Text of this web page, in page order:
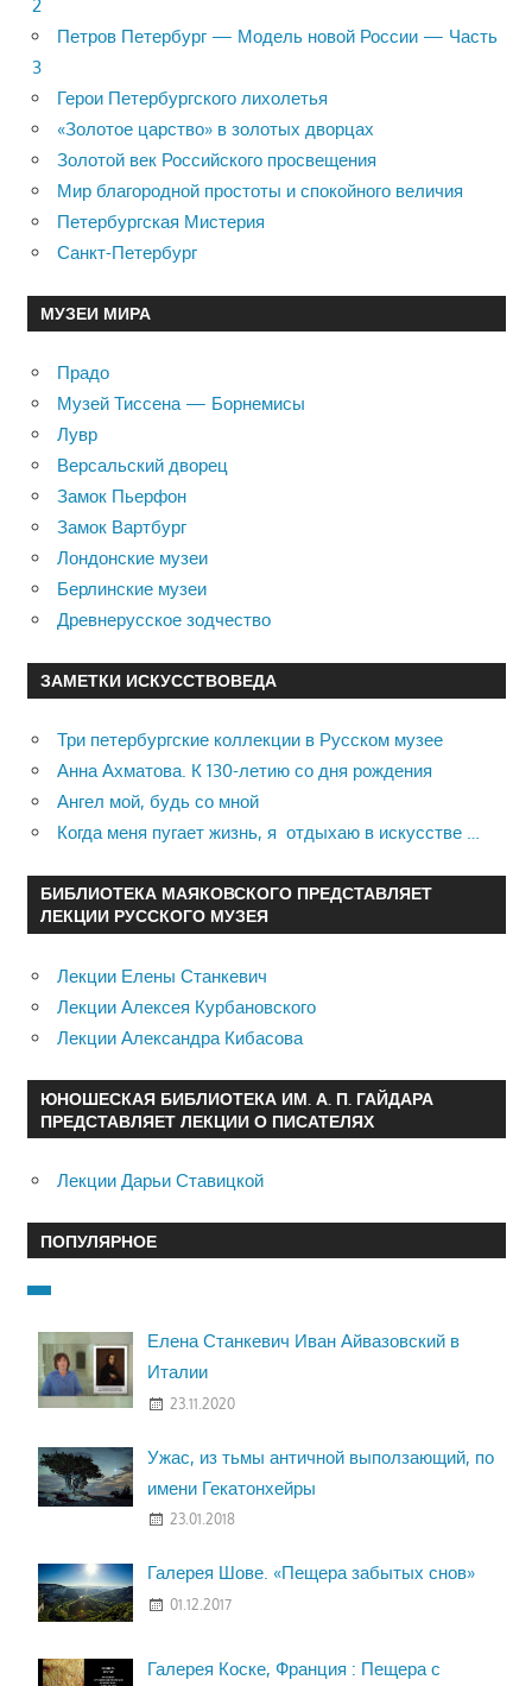
2
Петров Петербург — Модель новой России — Часть
3
Герои Петербургского лихолетья
«Золотое царство» в золотых дворцах
Золотой век Российского просвещения
Мир благородной простоты и спокойного величия
Петербургская Мистерия
Санкт-Петербург
МУЗЕИ МИРА
Прадо
Музей Тиссена — Борнемисы
Лувр
Версальский дворец
Замок Пьерфон
Замок Вартбург
Лондонские музеи
Берлинские музеи
Древнерусское зодчество
ЗАМЕТКИ ИСКУССТВОВЕДА
Три петербургские коллекции в Русском музее
Анна Ахматова. К 130-летию со дня рождения
Ангел мой, будь со мной
Когда меня пугает жизнь, я отдыхаю в искусстве …
БИБЛИОТЕКА МАЯКОВСКОГО ПРЕДСТАВЛЯЕТ
ЛЕКЦИИ РУССКОГО МУЗЕЯ
Лекции Елены Станкевич
Лекции Алексея Курбановского
Лекции Александра Кибасова
ЮНОШЕСКАЯ БИБЛИОТЕКА ИМ. А. П. ГАЙДАРА
ПРЕДСТАВЛЯЕТ ЛЕКЦИИ О ПИСАТЕЛЯХ
Лекции Дарьи Ставицкой
ПОПУЛЯРНОЕ
Елена Станкевич Иван Айвазовский в
Италии
23.11.2020
Ужас, из тьмы античной выползающий, по
имени Гекатонхейры
23.01.2018
Галерея Шове. «Пещера забытых снов»
01.12.2017
Галерея Коске, Франция : Пещера с